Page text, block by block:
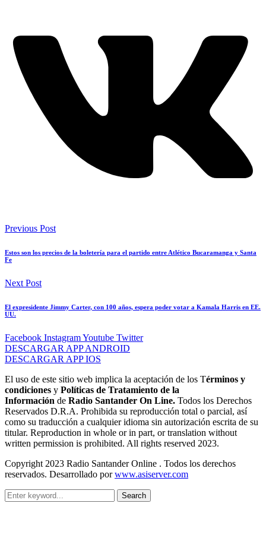
Previous Post
Estos son los precios de la boletería para el partido entre Atlético Bucaramanga y Santa
Fe
Next Post
El expresidente Jimmy Carter, con 100 años, espera poder votar a Kamala Harris en EE.
UU.
Facebook InstagramYoutube Twitter
DESCARGAR APP ANDROID
DESCARGAR APP IOS
El uso de este sitio web implica la aceptación de los Términos y
condiciones y Políticas de Tratamiento de la
Información de Radio Santander On Line. Todos los Derechos
Reservados D.R.A. Prohibida su reproducción total o parcial, así
como su traducción a cualquier idioma sin autorización escrita de su
titular. Reproduction in whole or in part, or translation without
written permission is prohibited. All rights reserved 2023.
Copyright 2023 Radio Santander Online . Todos los derechos
reservados. Desarrollado porwww.asiserver.com
Search